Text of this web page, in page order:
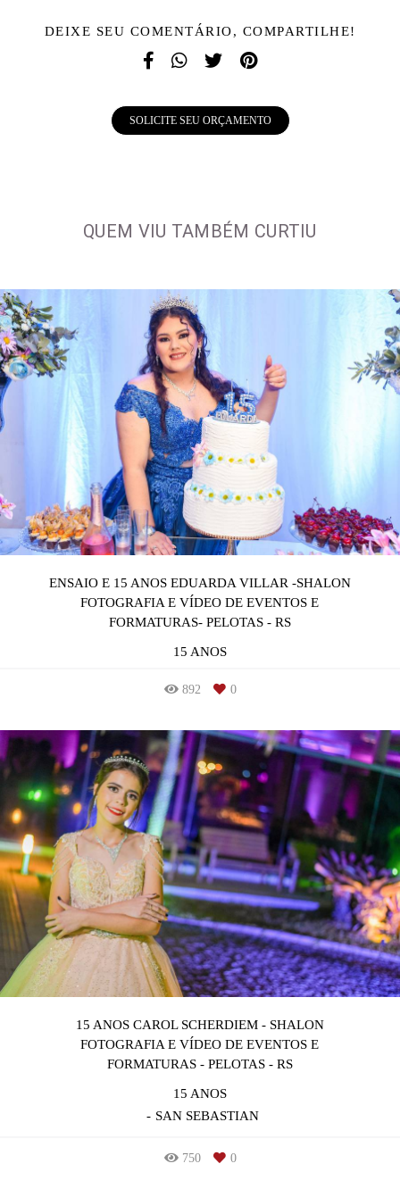
DEIXE SEU COMENTÁRIO, COMPARTILHE!
SOLICITE SEU ORÇAMENTO
QUEM VIU TAMBÉM CURTIU
ENSAIO E 15 ANOS EDUARDA VILLAR -SHALON
FOTOGRAFIA E VÍDEO DE EVENTOS E
FORMATURAS- PELOTAS - RS
15 ANOS
892 0
15 ANOS CAROL SCHERDIEM - SHALON
FOTOGRAFIA E VÍDEO DE EVENTOS E
FORMATURAS - PELOTAS - RS
15 ANOS
SAN SEBASTIAN
750 0